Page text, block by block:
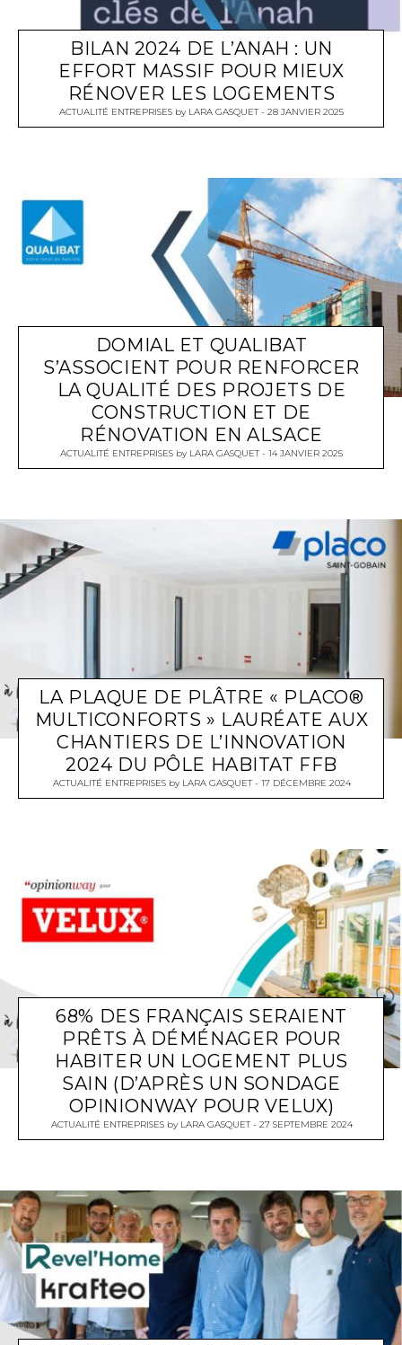
BILAN 2024 DE L’ANAH : UN
EFFORT MASSIF POUR MIEUX
RÉNOVER LES LOGEMENTS
ACTUALITÉ ENTREPRISES by LARA GASQUET 28 JANVIER 2025
DOMIAL ET QUALIBAT
S’ASSOCIENT POUR RENFORCER
LA QUALITÉ DES PROJETS DE
CONSTRUCTION ET DE
RÉNOVATION EN ALSACE
ACTUALITÉ ENTREPRISES by LARA GASQUET 14 JANVIER 2025
LA PLAQUE DE PLÂTRE « PLACO®
MULTICONFORTS » LAURÉATE AUX
CHANTIERS DE L’INNOVATION
2024 DU PÔLE HABITAT FFB
ACTUALITÉ ENTREPRISESby LARA GASQUET 17 DÉCEMBRE 2024
68% DES FRANÇAIS SERAIENT
PRÊTS À DÉMÉNAGER POUR
HABITER UN LOGEMENT PLUS
SAIN (D’APRÈS UN SONDAGE
OPINIONWAY POUR VELUX)
ACTUALITÉ ENTREPRISESby LARA GASQUET 27 SEPTEMBRE 2024